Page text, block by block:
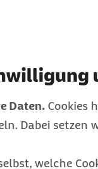
Daten. Cookies
Dabei setzen
welche
aus. Die
körperlichen
als